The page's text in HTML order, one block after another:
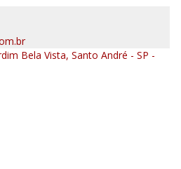
Bela Vista, Santo André - SP -